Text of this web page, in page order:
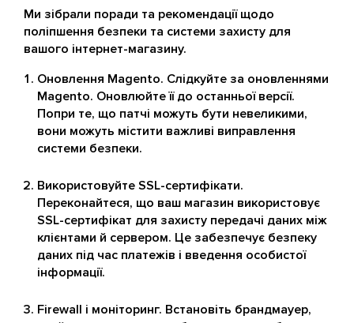
Ми зібрали поради та рекомендації щодо
поліпшення безпеки та системи захисту для
вашого інтернет-магазину.
Оновлення Magento. Слідкуйте за оновленнями
Magento. Оновлюйте її до останньої версії.
Попри те, що патчі можуть бути невеликими,
вони можуть містити важливі виправлення
системи безпеки.
Використовуйте SSL-сертифікати.
Переконайтеся, що ваш магазин використовує
SSL-сертифікат для захисту передачі даних між
клієнтами й сервером. Це забезпечує безпеку
даних під час платежів і введення особистої
інформації.
Firewall і моніторинг. Встановіть брандмауер,